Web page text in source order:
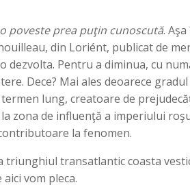
poveste prea puţin cunoscută.
din Loriént, publicat de
dezvolta. Pentru a diminua, cu
Dece? Mai ales deoarece
lung, creatoare de
zona de influenţă a imperiului
la fenomen.
transatlantic coasta
vom pleca.